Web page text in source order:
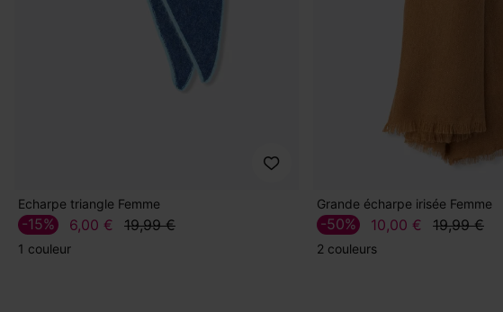
Echarpe triangle Femme
6,00 € 19,99 €
-15%
1 couleur
Grande écharpe irisée Femme
10,00 € 19,99 €
-50%
2 couleurs